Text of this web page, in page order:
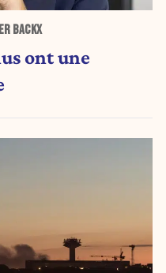
BACKX
ont une